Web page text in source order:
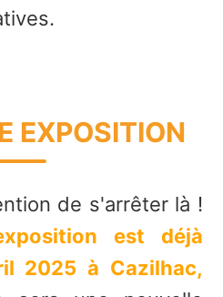
EXPOSITION
de s'arrêter là !
est déjà
2025 à Cazilhac,